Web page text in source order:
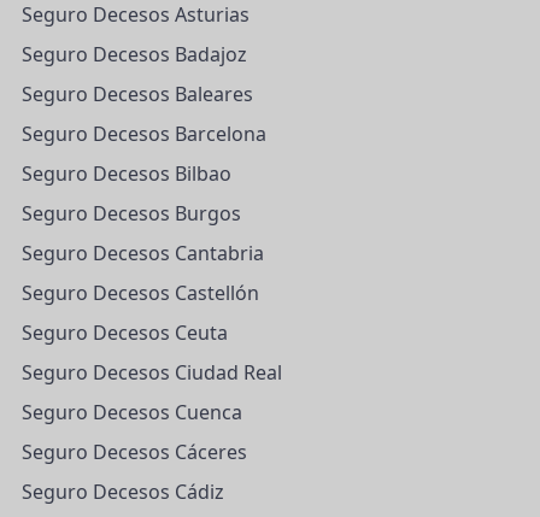
Seguro Decesos Asturias
Seguro Decesos Badajoz
Seguro Decesos Baleares
Seguro Decesos Barcelona
Seguro Decesos Bilbao
Seguro Decesos Burgos
Seguro Decesos Cantabria
Seguro Decesos Castellón
Seguro Decesos Ceuta
Seguro Decesos Ciudad Real
Seguro Decesos Cuenca
Seguro Decesos Cáceres
Seguro Decesos Cádiz